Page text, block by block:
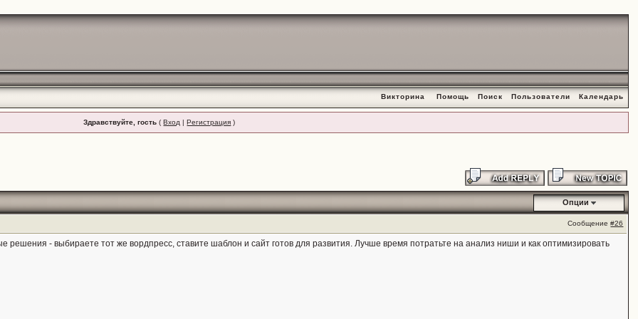
Викторина Помощь Поиск Пользователи Календарь
Здравствуйте, гость (Вход |Регистрация )
Опции
Сообщение#26
решения - выбираете тот же вордпресс, ставите шаблон и сайт готов для развития. Лучше время потратьте на анализ ниши и как оптимизировать